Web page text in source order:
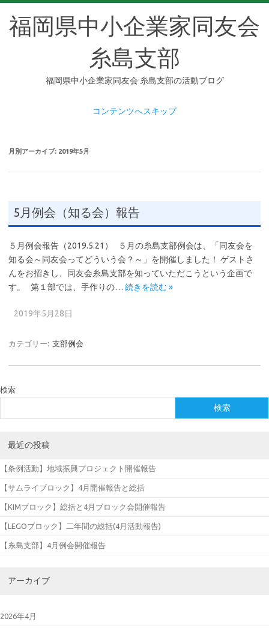
福岡県中小企業家同友会
糸島支部
福岡県中小企業家同友会 糸島支部の活動ブログ
コンテンツへスキップ
月別アーカイブ: 2019年5月
5月例会（知る会）報告
５月例会報告（2019.5.21） ５月の糸島支部例会は、「同友会を
知る会～同友会ってどういう会？～」を開催しました！ ゲストさ
んをお招きし、同友会糸島支部を知っていただこうという企画で
す。 第１部では、手作りの… 続きを読む »
2019年5月28日
カテゴリー: 支部例会
検索
検索
最近の投稿
【条例活動】地域振興プロジェクト開催報告
【サムライブロック】4月開催報告と総括
【KIMブロック】総括と4月ブロック会開催報告
【LEGOブロック】二年間の総括(4月活動報告)
【糸島支部】4月例会開催報告
アーカイブ
2026年4月